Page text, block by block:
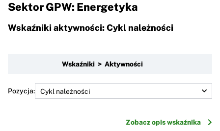
Sektor GPW: Energetyka
Wskaźniki aktywności: Cykl należności
Wskaźniki > Aktywności
Pozycja:
Zobacz opis wskaźnika